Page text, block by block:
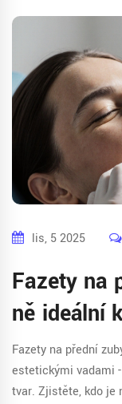
lis, 5 2025
Fazety na
ně ideální
Fazety na přední
estetickými vadami
tvar. Zjistěte, kdo je